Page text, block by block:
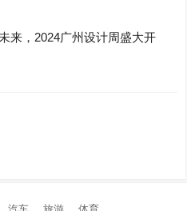
来，2024广州设计周盛大开